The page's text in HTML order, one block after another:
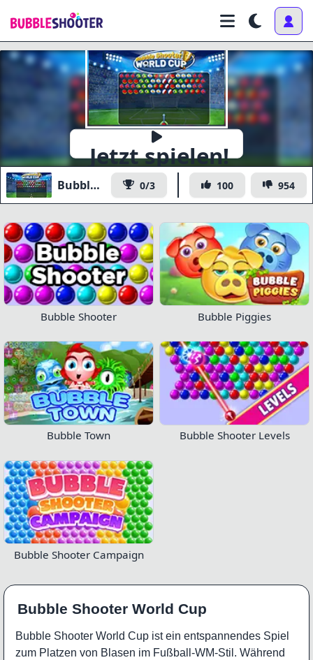
Jetzt spielen!
Bubble Shooter World Cup 0/3 100 954
Bubble Shooter Bubble Piggies
Bubble Town Bubble Shooter Levels
Bubble Shooter Campaign
Bubble Shooter World Cup
Bubble Shooter World Cup ist ein entspannendes Spiel
zum Platzen von Blasen im Fußball-WM-Stil. Während